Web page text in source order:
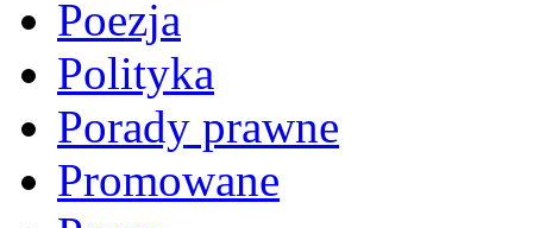
Poezja
Polityka
Porady prawne
Promowane